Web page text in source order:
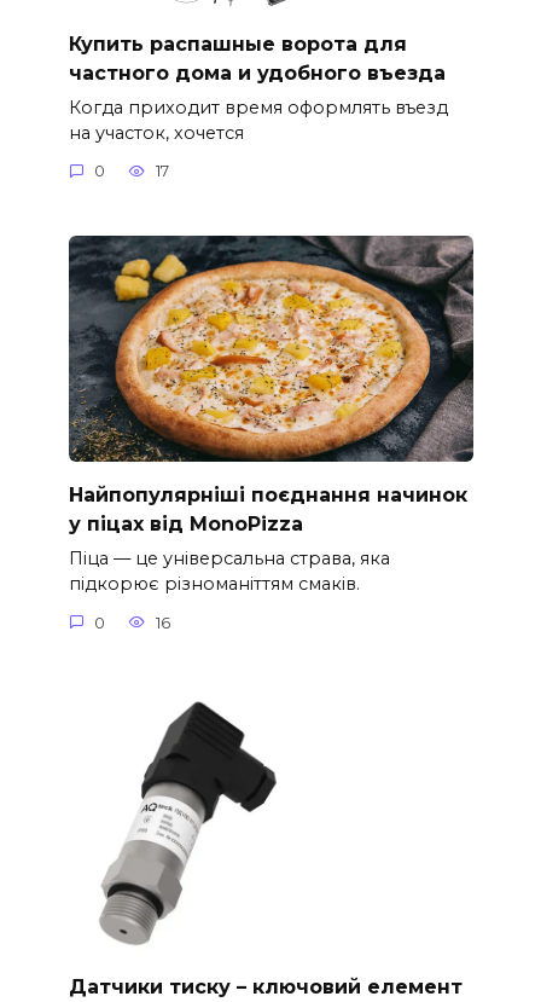
Купить распашные ворота для
частного дома и удобного въезда
Когда приходит время оформлять въезд
на участок, хочется
0 17
Найпопулярніші поєднання начинок
у піцах від MonoPizza
Піца — це універсальна страва, яка
підкорює різноманіттям смаків.
0 16
Датчики тиску – ключовий елемент